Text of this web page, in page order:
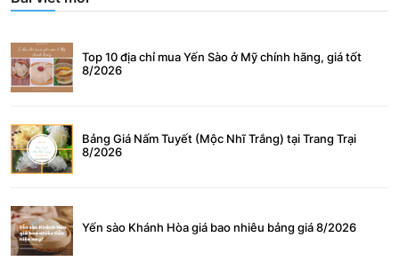
Top 10 địa chỉ mua Yến Sào ở Mỹ chính hãng, giá tốt
8/2026
Bảng Giá Nấm Tuyết (Mộc Nhĩ Trắng) tại Trang Trại
8/2026
Yến sào Khánh Hòa giá bao nhiêu bảng giá 8/2026